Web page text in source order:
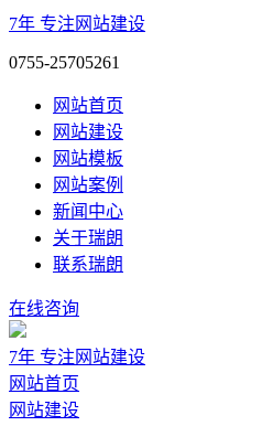
7年 专注网站建设
0755-25705261
网站首页
网站建设
网站模板
网站案例
新闻中心
关于瑞朗
联系瑞朗
在线咨询
7年 专注网站建设
网站首页
网站建设